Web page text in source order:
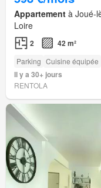
Appartement à Joué-
Loire
2 42 m²
Parking Cuisine équipée
Il y a 30+ jours
RENTOLA